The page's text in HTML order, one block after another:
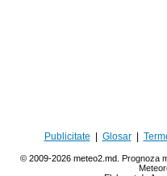
Publicitate Glosar|
© 2009-2026 meteo2.md. Prognoza